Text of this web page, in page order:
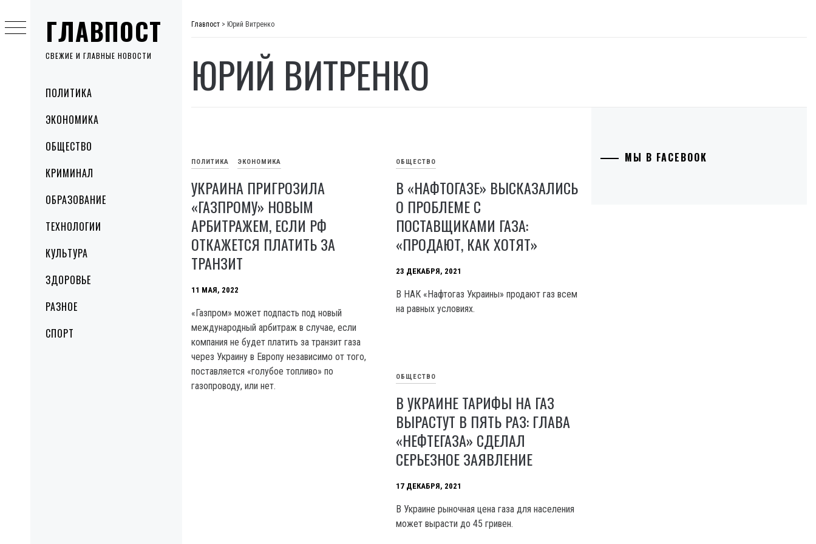
ГЛАВПОСТ
СВЕЖИЕ И ГЛАВНЫЕ НОВОСТИ
MenuПОЛИТИКА
ЭКОНОМИКА
ОБЩЕСТВО
КРИМИНАЛ
ОБРАЗОВАНИЕ
ТЕХНОЛОГИИ
КУЛЬТУРА
ЗДОРОВЬЕ
РАЗНОЕ
СПОРТ
to
content
Главпост > Юрий Витренко
ЮРИЙ ВИТРЕНКО
ПОЛИТИКА ЭКОНОМИКА
УКРАИНА ПРИГРОЗИЛА
«ГАЗПРОМУ» НОВЫМ
АРБИТРАЖЕМ, ЕСЛИ РФ
ОТКАЖЕТСЯ ПЛАТИТЬ ЗА
ТРАНЗИТ
11 МАЯ, 2022
«Газпром» может подпасть под новый
международный арбитраж в случае, если
компания не будет платить за транзит газа
через Украину в Европу независимо от того,
поставляется «голубое топливо» по
газопроводу, или нет.
ОБЩЕСТВО
В «НАФТОГАЗЕ» ВЫСКАЗАЛИСЬ
О ПРОБЛЕМЕ С
ПОСТАВЩИКАМИ ГАЗА:
«ПРОДАЮТ, КАК ХОТЯТ»
23 ДЕКАБРЯ, 2021
В НАК «Нафтогаз Украины» продают газ всем
на равных условиях.
ОБЩЕСТВО
В УКРАИНЕ ТАРИФЫ НА ГАЗ
ВЫРАСТУТ В ПЯТЬ РАЗ: ГЛАВА
«НЕФТЕГАЗА» СДЕЛАЛ
СЕРЬЕЗНОЕ ЗАЯВЛЕНИЕ
17 ДЕКАБРЯ, 2021
В Украине рыночная цена газа для населения
может вырасти до 45 гривен.
МЫ В FACEBOOK